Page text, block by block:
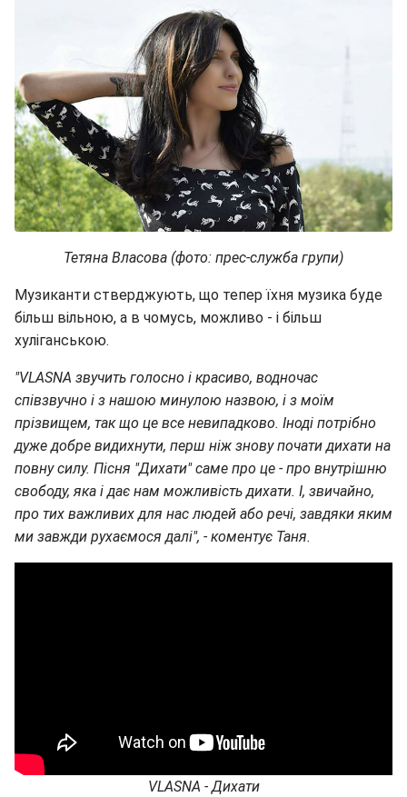
Тетяна Власова (фото: прес-служба групи)
Музиканти стверджують, що тепер їхня музика буде
більш вільною, а в чомусь, можливо - і більш
хуліганською.
"VLASNA звучить голосно і красиво, водночас
співзвучно і з нашою минулою назвою, і з моїм
прізвищем, так що це все невипадково. Іноді потрібно
дуже добре видихнути, перш ніж знову почати дихати на
повну силу. Пісня "Дихати" саме про це - про внутрішню
свободу, яка і дає нам можливість дихати. І, звичайно,
про тих важливих для нас людей або речі, завдяки яким
ми завжди рухаємося далі", - коментує Таня.
VLASNA - Дихати